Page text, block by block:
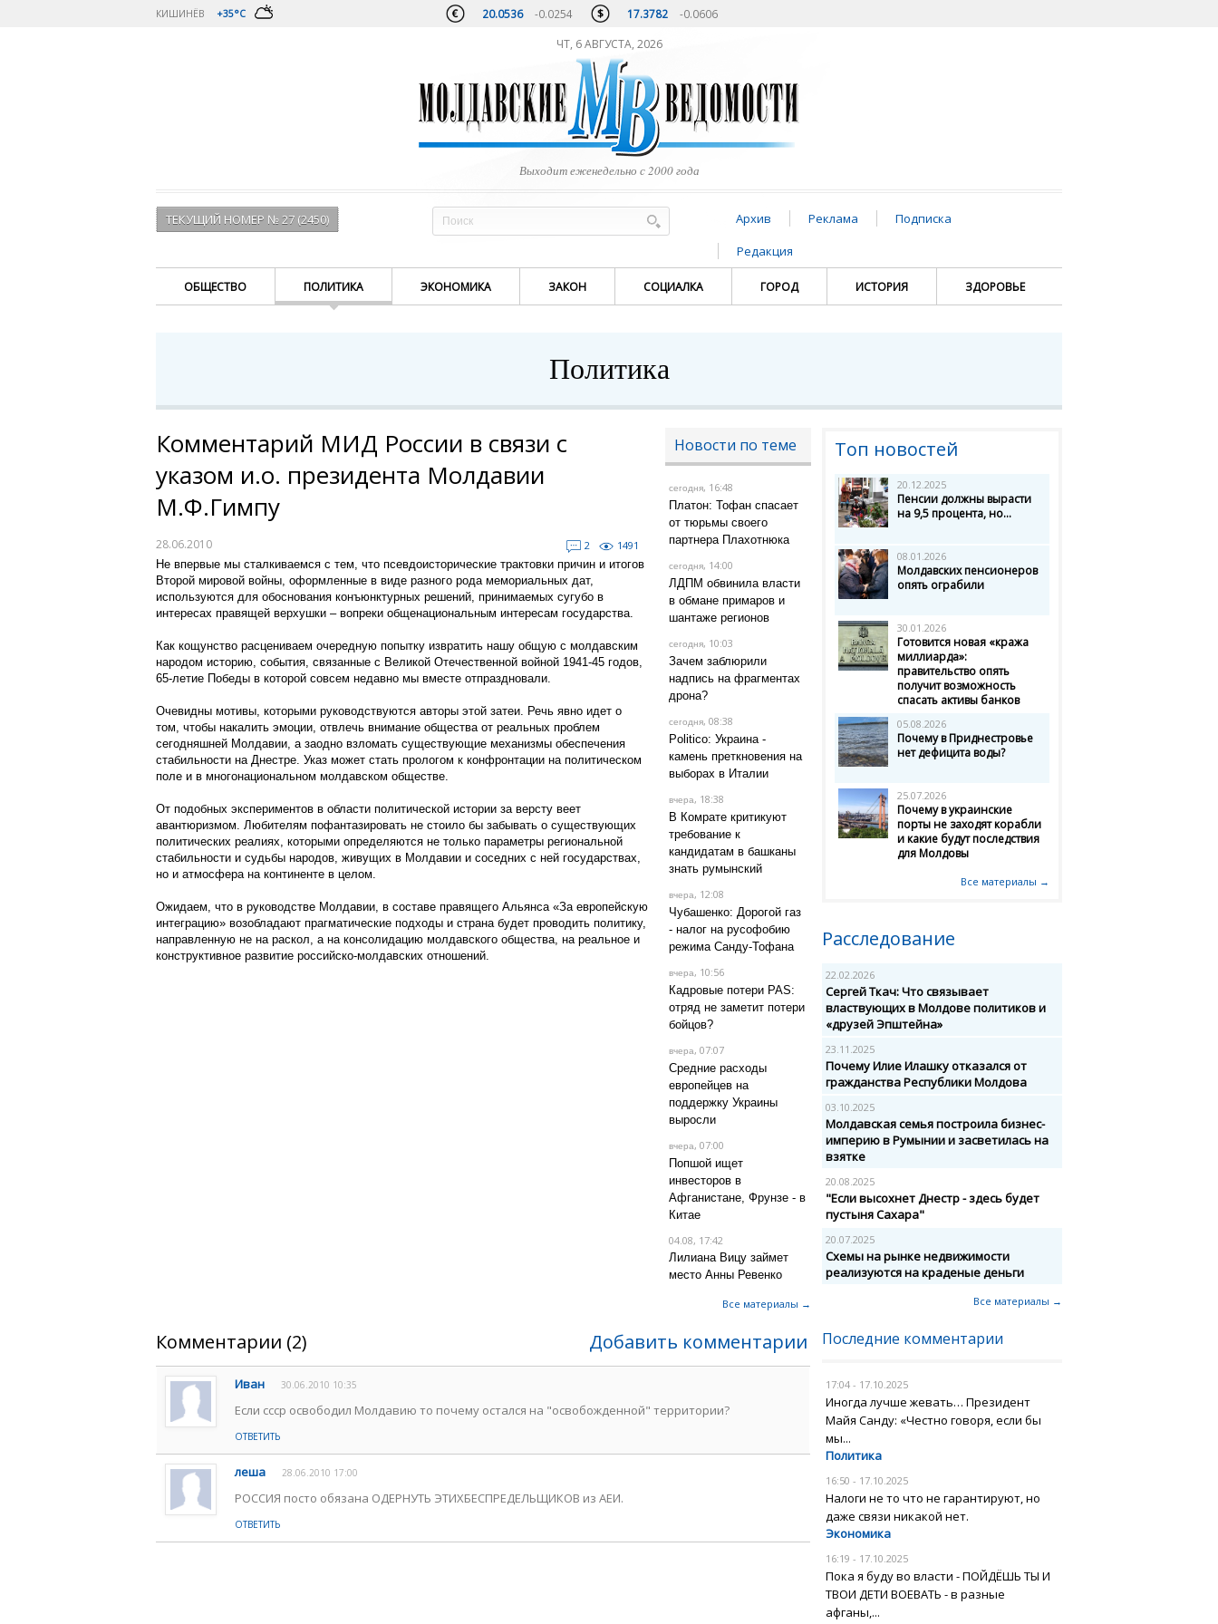
КИШИНЁВ +35°C 20.0536 -0.0254 17.3782 -0.0606
ЧТ, 6 АВГУСТА, 2026
Выходит еженедельно с 2000 года
ТЕКУЩИЙ НОМЕР № 27 (2450) Архив Реклама
Подписка
Редакция
ОБЩЕСТВО ПОЛИТИКА ЭКОНОМИКА ЗАКОН СОЦИАЛКА ГОРОД ИСТОРИЯ ЗДОРОВЬЕ
Политика
Комментарий МИД России в связи с
указом и.о. президента Молдавии
М.Ф.Гимпу
28.06.2010 2
1491
Не впервые мы сталкиваемся с тем, что псевдоисторические трактовки причин и итогов
Второй мировой войны, оформленные в виде разного рода мемориальных дат,
используются для обоснования конъюнктурных решений, принимаемых сугубо в
интересах правящей верхушки – вопреки общенациональным интересам государства.
Как кощунство расцениваем очередную попытку извратить нашу общую с молдавским
народом историю, события, связанные с Великой Отечественной войной 1941-45 годов,
65-летие Победы в которой совсем недавно мы вместе отпраздновали.
Очевидны мотивы, которыми руководствуются авторы этой затеи. Речь явно идет о
том, чтобы накалить эмоции, отвлечь внимание общества от реальных проблем
сегодняшней Молдавии, а заодно взломать существующие механизмы обеспечения
стабильности на Днестре. Указ может стать прологом к конфронтации на политическом
поле и в многонациональном молдавском обществе.
От подобных экспериментов в области политической истории за версту веет
авантюризмом. Любителям пофантазировать не стоило бы забывать о существующих
политических реалиях, которыми определяются не только параметры региональной
стабильности и судьбы народов, живущих в Молдавии и соседних с ней государствах,
но и атмосфера на континенте в целом.
Ожидаем, что в руководстве Молдавии, в составе правящего Альянса «За европейскую
интеграцию» возобладают прагматические подходы и страна будет проводить политику,
направленную не на раскол, а на консолидацию молдавского общества, на реальное и
конструктивное развитие российско-молдавских отношений.
Новости по теме
сегодня, 16:48
Платон: Тофан спасает
от тюрьмы своего
партнера Плахотнюка
сегодня, 14:00
ЛДПМ обвинила власти
в обмане примаров и
шантаже регионов
сегодня, 10:03
Зачем заблюрили
надпись на фрагментах
дрона?
сегодня, 08:38
Politico: Украина -
камень преткновения на
выборах в Италии
вчера, 18:38
В Комрате критикуют
требование к
кандидатам в башканы
знать румынский
вчера, 12:08
Чубашенко: Дорогой газ
- налог на русофобию
режима Санду-Тофана
вчера, 10:56
Кадровые потери PAS:
отряд не заметит потери
бойцов?
вчера, 07:07
Средние расходы
европейцев на
поддержку Украины
выросли
вчера, 07:00
Попшой ищет
инвесторов в
Афганистане, Фрунзе - в
Китае
04.08, 17:42
Лилиана Вицу займет
место Анны Ревенко
Все материалы →
Комментарии (2) Добавить комментарии
Иван 30.06.2010 10:35
Если ссср освободил Молдавию то почему остался на "освобожденной" территории?
ОТВЕТИТЬ
леша 28.06.2010 17:00
РОССИЯ посто обязана ОДЕРНУТЬ ЭТИХБЕСПРЕДЕЛЬЩИКОВ из АЕИ.
ОТВЕТИТЬ
Топ новостей
20.12.2025
Пенсии должны вырасти
на 9,5 процента, но...
08.01.2026
Молдавских пенсионеров
опять ограбили
30.01.2026
Готовится новая «кража
миллиарда»:
правительство опять
получит возможность
спасать активы банков
05.08.2026
Почему в Приднестровье
нет дефицита воды?
25.07.2026
Почему в украинские
порты не заходят корабли
и какие будут последствия
для Молдовы
Все материалы →
Расследование
22.02.2026
Сергей Ткач: Что связывает
властвующих в Молдове политиков и
«друзей Эпштейна»
23.11.2025
Почему Илие Илашку отказался от
гражданства Республики Молдова
03.10.2025
Молдавская семья построила бизнес-
империю в Румынии и засветилась на
взятке
20.08.2025
"Если высохнет Днестр - здесь будет
пустыня Сахара"
20.07.2025
Схемы на рынке недвижимости
реализуются на краденые деньги
Все материалы →
Последние комментарии
17:04 - 17.10.2025
Иногда лучше жевать… Президент
Майя Санду: «Честно говоря, если бы
мы...
Политика
16:50 - 17.10.2025
Налоги не то что не гарантируют, но
даже связи никакой нет.
Экономика
16:19 - 17.10.2025
Пока я буду во власти - ПОЙДЁШЬ ТЫ И
ТВОИ ДЕТИ ВОЕВАТЬ - в разные
афганы,...